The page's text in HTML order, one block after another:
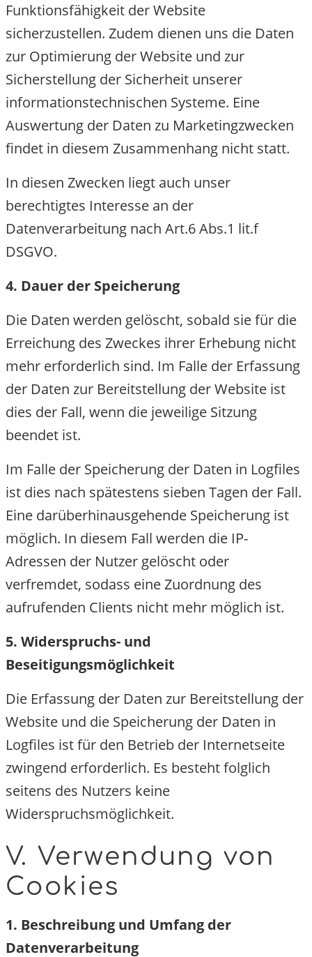
Funktionsfähigkeit der Website
sicherzustellen. Zudem dienen uns die Daten
zur Optimierung der Website und zur
Sicherstellung der Sicherheit unserer
informationstechnischen Systeme. Eine
Auswertung der Daten zu Marketingzwecken
findet in diesem Zusammenhang nicht statt.
In diesen Zwecken liegt auch unser
berechtigtes Interesse an der
Datenverarbeitung nach Art.6 Abs.1 lit.f
DSGVO.
4. Dauer der Speicherung
Die Daten werden gelöscht, sobald sie für die
Erreichung des Zweckes ihrer Erhebung nicht
mehr erforderlich sind. Im Falle der Erfassung
der Daten zur Bereitstellung der Website ist
dies der Fall, wenn die jeweilige Sitzung
beendet ist.
Im Falle der Speicherung der Daten in Logfiles
ist dies nach spätestens sieben Tagen der Fall.
Eine darüberhinausgehende Speicherung ist
möglich. In diesem Fall werden die IP-
Adressen der Nutzer gelöscht oder
verfremdet, sodass eine Zuordnung des
aufrufenden Clients nicht mehr möglich ist.
5. Widerspruchs- und
Beseitigungsmöglichkeit
Die Erfassung der Daten zur Bereitstellung
Website und die Speicherung der Daten in
Logfiles ist für den Betrieb der Internetseite
zwingend erforderlich. Es besteht folglich
seitens des Nutzers keine
Widerspruchsmöglichkeit.
V. Verwendung von
Cookies
1. Beschreibung und Umfang der
Datenverarbeitung